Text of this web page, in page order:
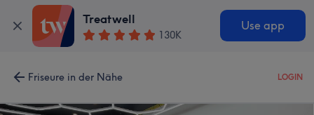
Treatwell
130K
Use app
Friseure in der Nähe LOGIN